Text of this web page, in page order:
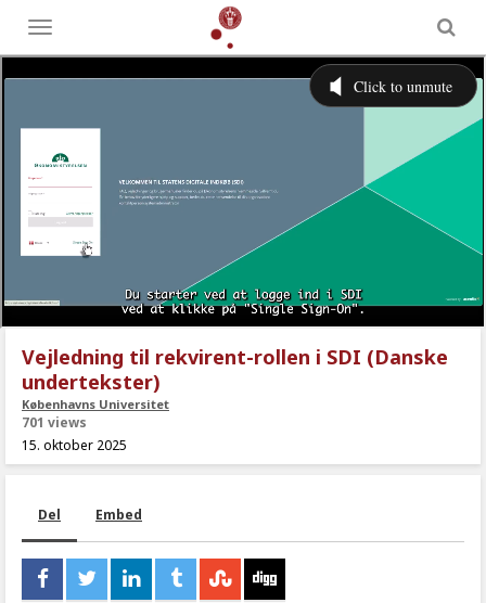
Toggle
menu
Vejledning til rekvirent-rollen i SDI (Danske
undertekster)
Københavns Universitet
701 views
15. oktober 2025
Del Embed